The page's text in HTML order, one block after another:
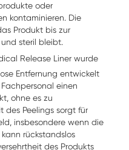
oder
kontaminieren. Die
Produkt bis zur
steril bleibt.
Release Liner wurde
Entfernung entwickelt
einen
ohne es zu
des Peelings sorgt für
insbesondere wenn die
rückstandslos
des Produkts